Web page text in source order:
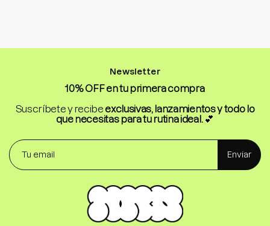
Newsletter
10% OFF en tu primera compra
Suscríbete y recibeexclusivas, lanzamientos y todo lo
que necesitas para tu rutina ideal.💕
Enviar